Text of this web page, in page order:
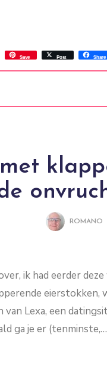
PrintSave Post Share
ROMANO
ik had eerder
eierstokken,
Lexa, een
ga je er (tenminste,…